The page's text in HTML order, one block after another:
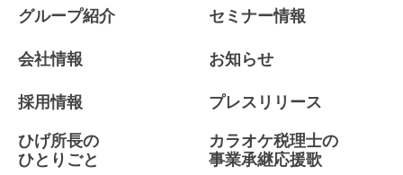
グループ紹介
会社情報
採用情報
セミナー情報
お知らせ
プレスリリース
ひげ所長の
ひとりごと
カラオケ税理士の
事業承継応援歌